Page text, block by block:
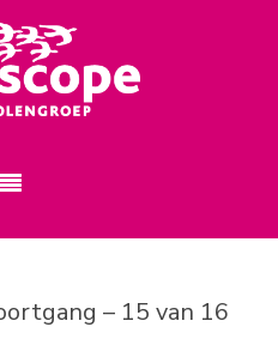
– 15 van 16